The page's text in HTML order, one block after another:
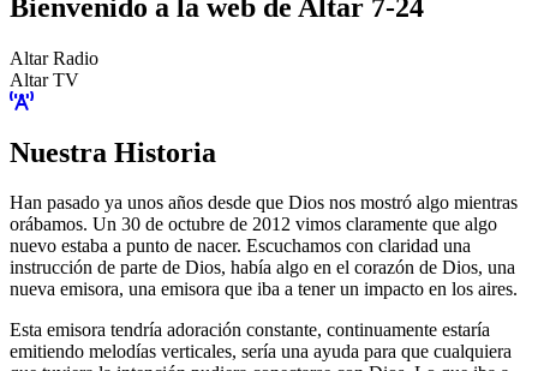
Bienvenido a la web de Altar 7-24
Altar Radio
Altar TV
Nuestra Historia
Han pasado ya unos años desde que Dios nos mostró algo mientras
orábamos. Un 30 de octubre de 2012 vimos claramente que algo
nuevo estaba a punto de nacer. Escuchamos con claridad una
instrucción de parte de Dios, había algo en el corazón de Dios, una
nueva emisora, una emisora que iba a tener un impacto en los aires.
Esta emisora tendría adoración constante, continuamente estaría
emitiendo melodías verticales, sería una ayuda para que cualquiera